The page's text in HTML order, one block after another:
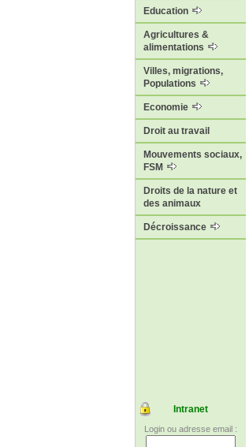
Education
Agricultures &
alimentations
Villes, migrations,
Populations
Economie
Droit au travail
Mouvements sociaux,
FSM
Droits de la nature et
des animaux
Décroissance
Intranet
Login ou adresse email :